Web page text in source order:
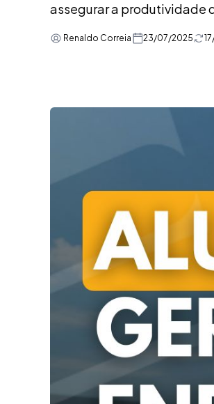
assegurar a produtividade
Renaldo Correia 23/07/2025